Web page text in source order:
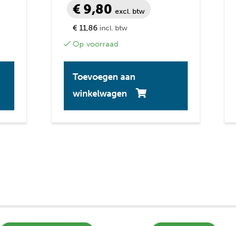
€ 9,80 excl. btw
€ 11,86 incl. btw
Op voorraad
Toevoegen aan
winkelwagen